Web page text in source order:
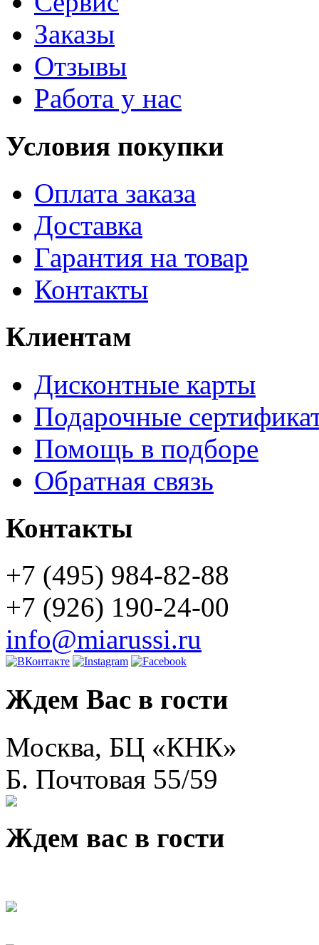
Заказы
Отзывы
Работа у нас
Условия покупки
Оплата заказа
Доставка
Гарантия на товар
Контакты
Клиентам
Дисконтные карты
Подарочные
Помощь в подборе
Обратная связь
Контакты
+7 (495) 984-82-88
+7 (926) 190-24-00
info@miarussi.ru
Ждем Вас в гости
Москва, БЦ «КНК»
Б. Почтовая 55/59
Ждем вас в гости